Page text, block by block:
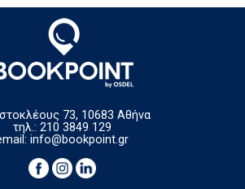
73, 10683 Αθήνα
τηλ.: 210 3849 129
info@bookpoint.gr